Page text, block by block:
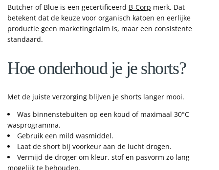
Butcher of Blue is een gecertificeerd B-Corp merk. Dat
betekent dat de keuze voor organisch katoen en eerlijke
productie geen marketingclaim is, maar een consistente
standaard.
Hoe onderhoud je je shorts?
Met de juiste verzorging blijven je shorts langer mooi.
Was binnenstebuiten op een koud of maximaal 30°C
wasprogramma.
Gebruik een mild wasmiddel.
Laat de short bij voorkeur aan de lucht drogen.
Vermijd de droger om kleur, stof en pasvorm zo lang
mogelijk te behouden.